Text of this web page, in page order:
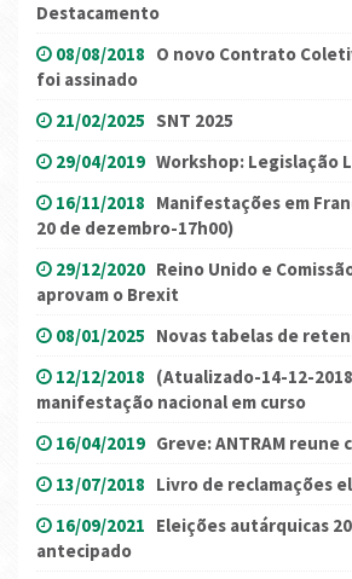
Destacamento
08/08/2018 O novo Contrato
foi assinado
21/02/2025 SNT 2025
29/04/2019 Workshop: Legislação
16/11/2018 Manifestações em
20 de dezembro-17h00)
29/12/2020 Reino Unido e
aprovam o Brexit
08/01/2025 Novas tabelas de
12/12/2018 (Atualizado-14-12-
manifestação nacional em curso
16/04/2019 Greve: ANTRAM reune
13/07/2018 Livro de reclamações
16/09/2021 Eleições autárquicas
antecipado